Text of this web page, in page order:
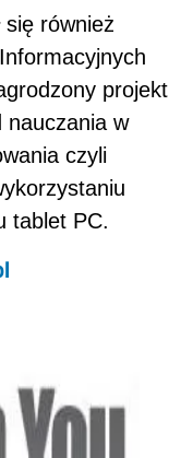
się również
projekt
nauczania w
czyli
tablet PC.